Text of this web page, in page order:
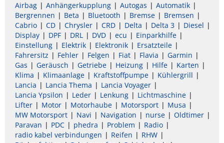
Airbag Anhängerkupplung Autogas
Automatik
Bergrennen
Beta Bluetooth Bremse
Bremsen
Cabrio
CD Chrysler CRD Delta Delta 3
Diesel
Display
DPF DRL DVD ecu
Einparkhilfe
Einstellung
Elektrik Elektronik
Ersatzteile
Fahrersitz
Fehler Felgen Fiat Flavia
Garmin
Gas
Geräusch Getriebe Heizung Hilfe
Karten
Klima
Klimaanlage Kraftstoffpumpe
Kühlergrill
Lancia
Lancia Thema
Lancia Voyager
Lancia Ypsilon
Leder Lenkung
Lichtmaschine
Lifter
Motor Motorhaube Motorsport
Musa
MW Motorsport
Navi Navigation nurse
Oldtimer
Paravan
PDC phedra Problem
Radio
radio kabel verbindungen
Reifen
RHW